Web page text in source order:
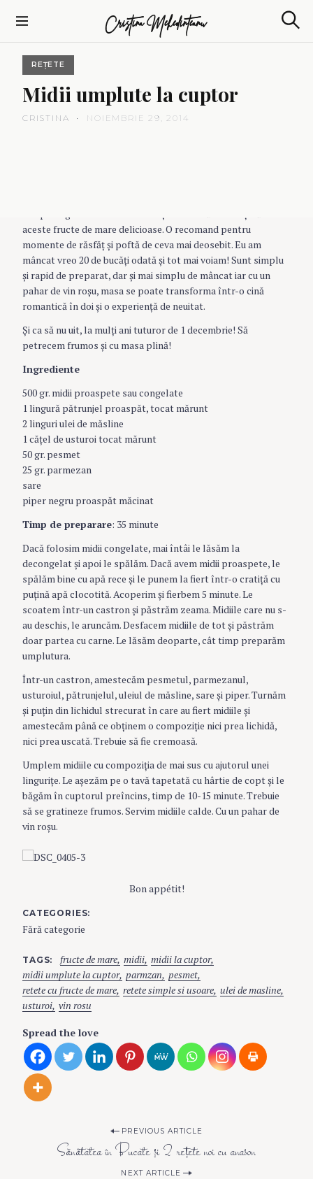
Cristina Mehedinteanu
e
REȚETE
Midii umplute la cuptor
CRISTINA NOIEMBRIE 29, 2014
aceste fructe de mare delicioase. O recomand pentru
momente de răsfăţ şi poftă de ceva mai deosebit. Eu am
mâncat vreo 20 de bucăţi odată şi tot mai voiam! Sunt simplu
şi rapid de preparat, dar şi mai simplu de mâncat iar cu un
pahar de vin roşu, masa se poate transforma într-o cină
romantică în doi şi o experienţă de neuitat.
Şi ca să nu uit, la mulţi ani tuturor de 1 decembrie! Să
petrecem frumos şi cu masa plină!
Ingrediente
500 gr. midii proaspete sau congelate
1 lingură pătrunjel proaspăt, tocat mărunt
2 linguri ulei de măsline
1 căţel de usturoi tocat mărunt
50 gr. pesmet
25 gr. parmezan
sare
piper negru proaspăt măcinat
Timp de preparare: 35 minute
Dacă folosim midii congelate, mai întâi le lăsăm la
decongelat şi apoi le spălăm. Dacă avem midii proaspete, le
spălăm bine cu apă rece şi le punem la fiert într-o cratiţă cu
puţină apă clocotită. Acoperim şi fierbem 5 minute. Le
scoatem într-un castron şi păstrăm zeama. Midiile care nu s-
au deschis, le aruncăm. Desfacem midiile de tot şi păstrăm
doar partea cu carne. Le lăsăm deoparte, cât timp preparăm
umplutura.
Într-un castron, amestecăm pesmetul, parmezanul,
usturoiul, pătrunjelul, uleiul de măsline, sare şi piper. Turnăm
şi puţin din lichidul strecurat în care au fiert midiile şi
amestecăm până ce obţinem o compoziţie nici prea lichidă,
nici prea uscată. Trebuie să fie cremoasă.
Umplem midiile cu compoziţia de mai sus cu ajutorul unei
linguriţe. Le aşezăm pe o tavă tapetată cu hârtie de copt şi le
băgăm în cuptorul preîncins, timp de 10-15 minute. Trebuie
să se gratineze frumos. Servim midiile calde. Cu un pahar de
vin roşu.
Bon appétit!
CATEGORIES
Fără categorie
TAGS fructe de mare midii midii la cuptor
midii umplute la cuptor parmzan pesmet
retete cu fructe de mare retete simple si usoare ulei de masline
usturoi vin rosu
Spread the love
PREVIOUS ARTICLE
Sănătatea în Bucate şi 2 reţete noi cu anason
NEXT ARTICLE